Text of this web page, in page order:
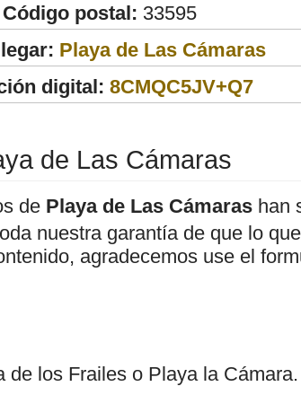
Código postal: 33595
Playa de Las Cámaras
digital: 8CMQC5JV+Q7
de Las Cámaras
de Playa de Las Cámaras han
nuestra garantía de que lo
agradecemos use el
de los Frailes o Playa la Cámara.